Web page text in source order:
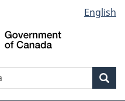
au
contenu
la
English